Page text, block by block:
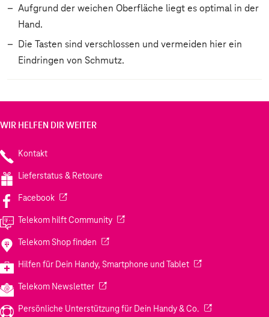
Aufgrund der weichen Oberfläche liegt es optimal in der
Hand.
Die Tasten sind verschlossen und vermeiden hier ein
Eindringen von Schmutz.
WIR HELFEN DIR WEITER
Kontakt
Lieferstatus & Retoure
Facebook(Wird in einem neuen Tab geöffnet)
Telekom hilft Community(Wird in einem neuen Tab geöffnet)
Telekom Shop finden (Wird in einem neuen Tab geöffnet)
Hilfen für Dein Handy, Smartphone und Tablet(Wird in einem
Telekom Newsletter(Wird in einem neuen Tab geöffnet)
Persönliche Unterstützung für Dein Handy & Co. (Wird in einem